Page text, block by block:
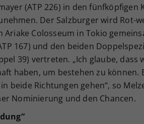
(ATP 226) in den
Der Salzburger wird Rot-
Colosseum in Tokio
167) und den beiden
39) vertreten. „Ich glaube,
haben, um bestehen zu können.
beide Richtungen gehen“, so
Nominierung und den Chancen.